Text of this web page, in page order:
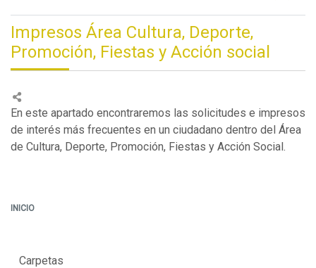
Impresos Área Cultura, Deporte,
Promoción, Fiestas y Acción social
En este apartado encontraremos las solicitudes e impresos
de interés más frecuentes en un ciudadano dentro del Área
de Cultura, Deporte, Promoción, Fiestas y Acción Social.
INICIO
Carpetas